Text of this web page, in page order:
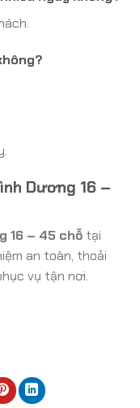
Dương 16 –
16 – 45 chỗ tại
an toàn, thoải
vụ tận nơi.